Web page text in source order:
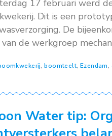
Schoon Water
Boomteelt ,Schoon
‘bestrijding buxusmot
geïntegreerde
Trichogramma